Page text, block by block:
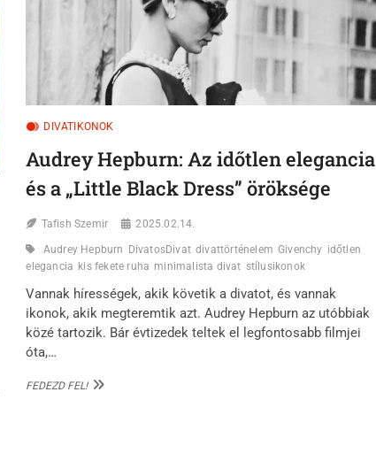
DIVATIKONOK
Audrey Hepburn: Az időtlen elegancia
és a „Little Black Dress” öröksége
Tafish Szemir 2025.02.14.
Audrey Hepburn DivatosDivat divattörténelem Givenchy időtlen
elegancia kis fekete ruha minimalista divat stílusikonok
Vannak hírességek, akik követik a divatot, és vannak
ikonok, akik megteremtik azt. Audrey Hepburn az utóbbiak
közé tartozik. Bár évtizedek teltek el legfontosabb filmjei
óta,…
FEDEZD FEL!AUDREY